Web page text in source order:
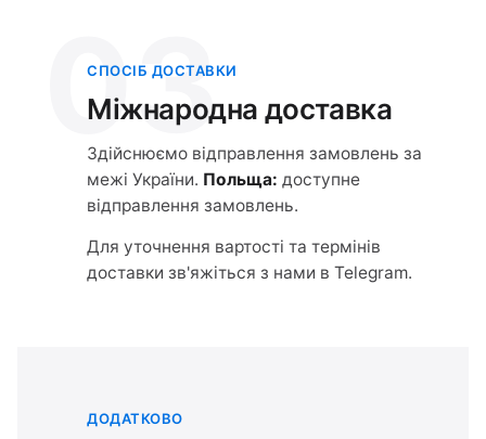
03
СПОСІБ ДОСТАВКИ
Міжнародна доставка
Здійснюємо відправлення замовлень за
межі України. Польща: доступне
відправлення замовлень.
Для уточнення вартості та термінів
доставки зв'яжіться з нами в Telegram.
ДОДАТКОВО